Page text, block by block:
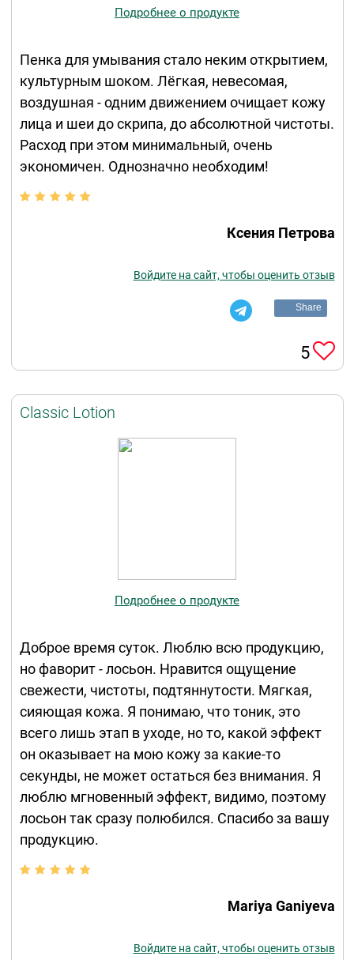
Подробнее о продукте
Пенка для умывания стало неким открытием,
культурным шоком. Лёгкая, невесомая,
воздушная - одним движением очищает кожу
лица и шеи до скрипа, до абсолютной чистоты.
Расход при этом минимальный, очень
экономичен. Однозначно необходим!
Ксения Петрова
Войдите на сайт, чтобы оценить отзыв
Share
5
Classic Lotion
Подробнее о продукте
Доброе время суток. Люблю всю продукцию,
но фаворит - лосьон. Нравится ощущение
свежести, чистоты, подтяннутости. Мягкая,
сияющая кожа. Я понимаю, что тоник, это
всего лишь этап в уходе, но то, какой эффект
он оказывает на мою кожу за какие-то
секунды, не может остаться без внимания. Я
люблю мгновенный эффект, видимо, поэтому
лосьон так сразу полюбился. Спасибо за вашу
продукцию.
Mariya Ganiyeva
Войдите на сайт, чтобы оценить отзыв